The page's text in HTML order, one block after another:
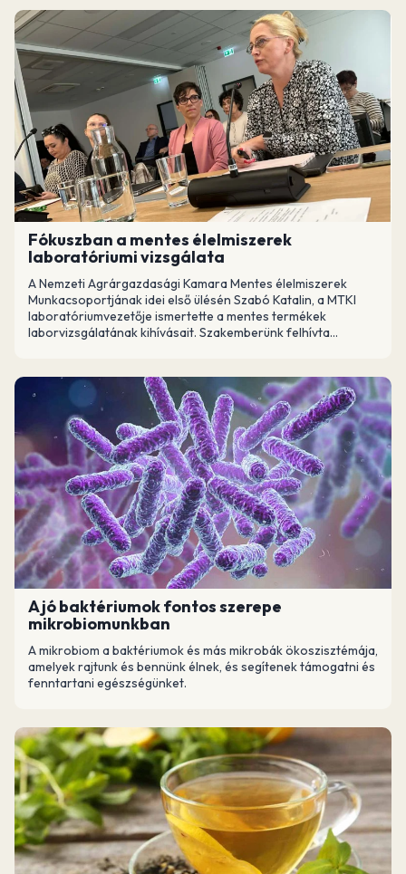
Fókuszban a mentes élelmiszerek
laboratóriumi vizsgálata
A Nemzeti Agrárgazdasági Kamara Mentes élelmiszerek
Munkacsoportjának idei első ülésén Szabó Katalin, a MTKI
laboratóriumvezetője ismertette a mentes termékek
laborvizsgálatának kihívásait. Szakemberünk felhívta...
A jó baktériumok fontos szerepe
mikrobiomunkban
A mikrobiom a baktériumok és más mikrobák ökoszisztémája,
amelyek rajtunk és bennünk élnek, és segítenek támogatni és
fenntartani egészségünket.